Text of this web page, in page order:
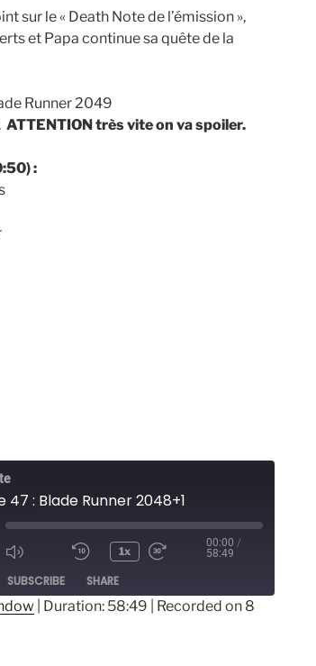
sur le « Death Note de l’émission »,
et Papa continue sa quête de la
Runner 2049
ATTENTION très vite on va spoiler.
:
47 : Blade Runner 2048+1
1x
00:00 /
58:49
SUBSCRIBE SHARE
Duration: 58:49
Recorded on 8